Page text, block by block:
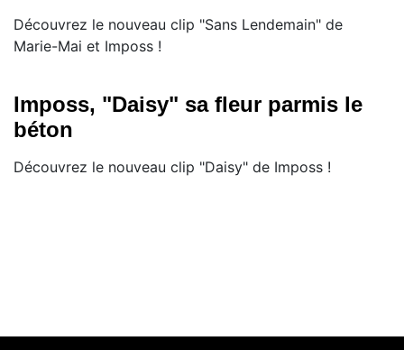
Découvrez le nouveau clip "Sans Lendemain" de
Marie-Mai et Imposs !
Imposs, "Daisy" sa fleur parmis le
béton
Découvrez le nouveau clip "Daisy" de Imposs !